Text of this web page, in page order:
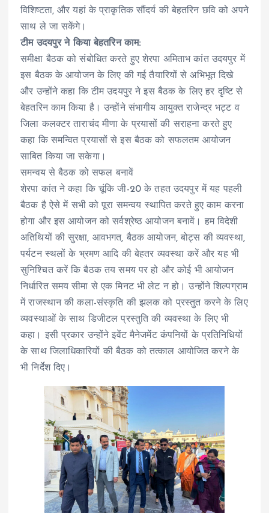
विशिष्टता, और यहां के प्राकृतिक सौंदर्य की बेहतरिन छवि को अपने
साथ ले जा सकेंगे।
टीम उदयपुर ने किया बेहतरिन काम:
समीक्षा बैठक को संबोधित करते हुए शेरपा अमिताभ कांत उदयपुर में
इस बैठक के आयोजन के लिए की गई तैयारियों से अभिभूत दिखे
और उन्होंने कहा कि टीम उदयपुर ने इस बैठक के लिए हर दृष्टि से
बेहतरिन काम किया है। उन्होंने संभागीय आयुक्त राजेन्द्र भट्ट व
जिला कलक्टर ताराचंद मीणा के प्रयासों की सराहना करते हुए
कहा कि समन्वित प्रयासों से इस बैठक को सफलतम आयोजन
साबित किया जा सकेगा।
समन्वय से बैठक को सफल बनावें
शेरपा कांत ने कहा कि चूंकि जी-20 के तहत उदयपुर में यह पहली
बैठक है ऐसे में सभी को पूरा समन्वय स्थापित करते हुए काम करना
होगा और इस आयोजन को सर्वश्रेष्ठ आयोजन बनावें। हम विदेशी
अतिथियों की सुरक्षा, आवभगत, बैठक आयोजन, बोट्स की व्यवस्था,
पर्यटन स्थलों के भ्रमण आदि की बेहतर व्यवस्था करें और यह भी
सुनिश्चित करें कि बैठक तय समय पर हो और कोई भी आयोजन
निर्धारित समय सीमा से एक मिनट भी लेट न हो। उन्होंने शिल्पग्राम
में राजस्थान की कला-संस्कृति की झलक को प्रस्तुत करने के लिए
व्यवस्थाओं के साथ डिजीटल प्रस्तुति की व्यवस्था के लिए भी
कहा। इसी प्रकार उन्होंने इवेंट मैनेजमेंट कंपनियों के प्रतिनिधियों
के साथ जिलाधिकारियों की बैठक को तत्काल आयोजित करने के
भी निर्देश दिए।